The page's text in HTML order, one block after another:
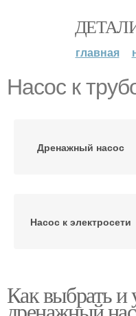
главная
Насос к
Дренажный насос
Насос к электросети
Как выбрать и